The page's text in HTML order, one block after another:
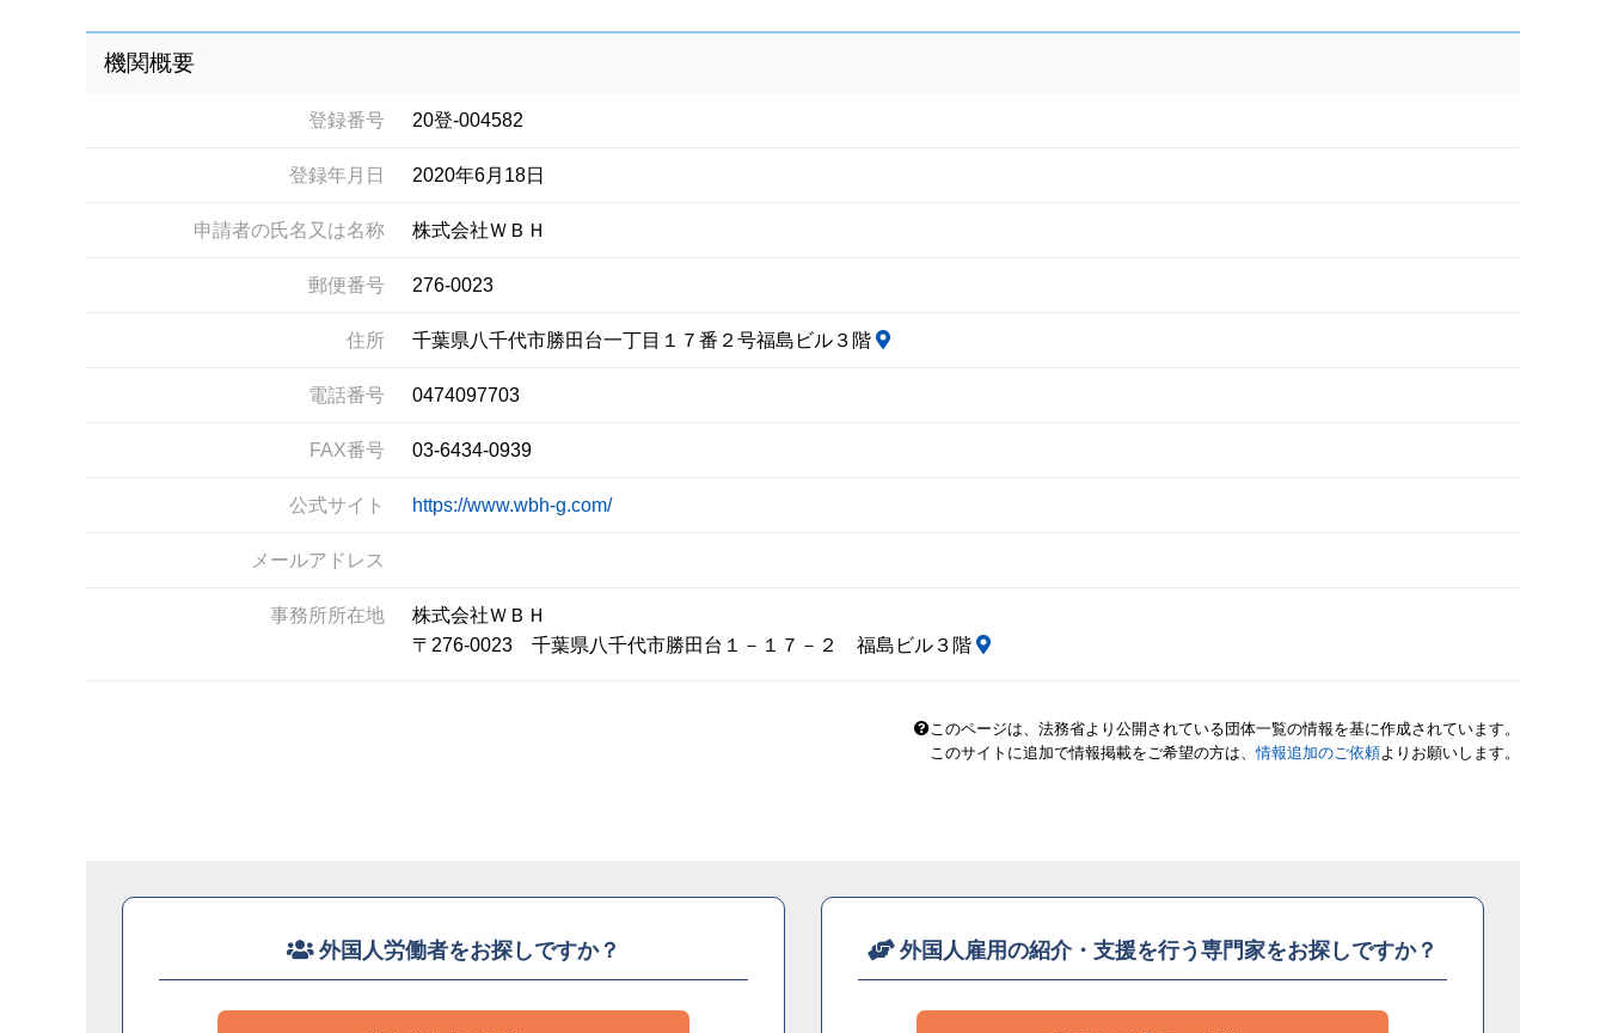
機関概要
登録番号 20登-004582
登録年月日 2020年6月18日
申請者の氏名又は名称 株式会社ＷＢＨ
郵便番号 276-0023
住所 千葉県八千代市勝田台一丁目１７番２号福島ビル３階
電話番号 0474097703
FAX番号 03-6434-0939
公式サイト https://www.wbh-g.com/
メールアドレス
事務所所在地
株式会社ＷＢＨ
〒276-0023 千葉県八千代市勝田台１－１７－２ 福島ビル３階
このページは、法務省より公開されている団体一覧の情報を基に作成されています。
このサイトに追加で情報掲載をご希望の方は、情報追加のご依頼よりお願いします。
外国人労働者をお探しですか？ 外国人雇用の紹介・支援を行う専門家をお探しですか？